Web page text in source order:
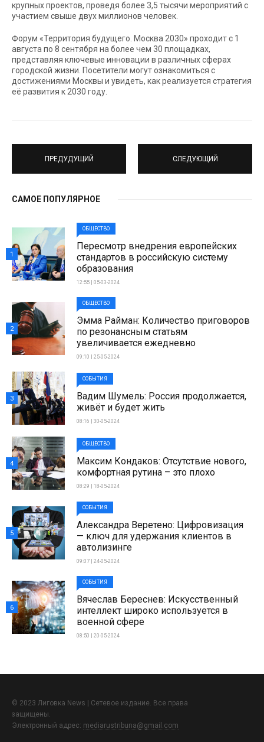
крупных проектов, проведя более 3,5 тысячи мероприятий с
участием свыше двух миллионов человек.
Форум «Территория будущего. Москва 2030» проходит с 1
августа по 8 сентября на более чем 30 площадках,
представляя ключевые инновации в различных сферах
городской жизни. Посетители могут ознакомиться с
достижениями Москвы и увидеть, как реализуется стратегия
её развития к 2030 году.
ПРЕДУДУЩИЙ СЛЕДУЮЩИЙ
САМОЕ ПОПУЛЯРНОЕ
ОБЩЕСТВО
Пересмотр внедрения европейских
стандартов в российскую систему
образования
12:55 | 05-03-2024
1
ОБЩЕСТВО
Эмма Райман: Количество приговоров
по резонансным статьям
увеличивается ежедневно
09:10 | 25-05-2024
2
СОБЫТИЯ
Вадим Шумель: Россия продолжается,
живёт и будет жить
08:16 | 30-05-2024
3
ОБЩЕСТВО
Максим Кондаков: Отсутствие нового,
комфортная рутина – это плохо
08:29 | 18-05-2024
4
СОБЫТИЯ
Александра Веретено: Цифровизация
— ключ для удержания клиентов в
автолизинге
09:07 | 24-05-2024
5
СОБЫТИЯ
Вячеслав Береснев: Искусственный
интеллект широко используется в
военной сфере
08:50 | 20-05-2024
6
© 2023 Лиговка News | Сетевое издание. Все права
защищены.
Электронный адрес: mediarustribuna@gmail.com